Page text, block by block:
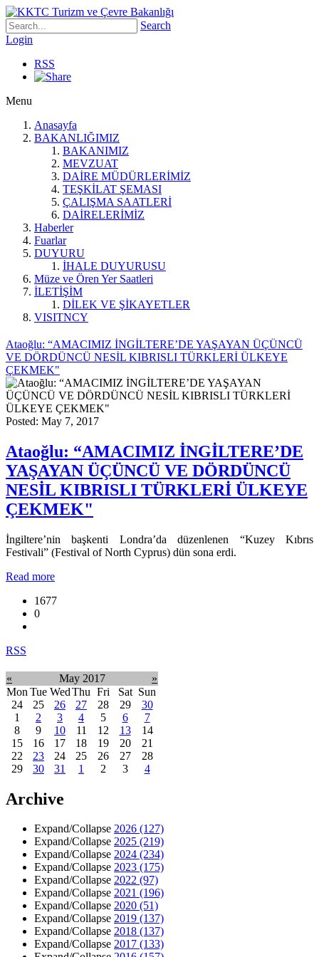
Search
Login
RSS
Menu
Anasayfa
BAKANLIĞIMIZ
BAKANIMIZ
MEVZUAT
DAİRE MÜDÜRLERİMİZ
TEŞKİLAT ŞEMASI
ÇALIŞMA SAATLERİ
DAİRELERİMİZ
Haberler
Fuarlar
DUYURU
İHALE DUYURUSU
Müze ve Ören Yer Saatleri
İLETİŞİM
DİLEK VE ŞİKAYETLER
VISITNCY
Ataoğlu: “AMACIMIZ İNGİLTERE’DE YAŞAYAN ÜÇÜNCÜ
VE DÖRDÜNCÜ NESİL KIBRISLI TÜRKLERİ ÜLKEYE
ÇEKMEK"
Posted: May 7, 2017
Ataoğlu: “AMACIMIZ İNGİLTERE’DE
YAŞAYAN ÜÇÜNCÜ VE DÖRDÜNCÜ
NESİL KIBRISLI TÜRKLERİ ÜLKEYE
ÇEKMEK"
İngiltere’nin başkenti Londra’da düzenlenen “Kuzey Kıbrıs
Festivali” (Festival of North Cyprus) dün sona erdi.
Read more
1677
0
RSS
« May 2017
»
Mon Tue WedThu Fri Sat Sun
24
25 26 27 28 29
30
1
2 3 4 5 6
7
8
9 10 11 12 13
14
15
16 17 18 19 20
21
22
23 24 25 26 27
28
29
30 31 1 2 3 4
Archive
Expand/Collapse 2026 (127)
Expand/Collapse 2025 (219)
Expand/Collapse 2024 (234)
Expand/Collapse 2023 (175)
Expand/Collapse 2022 (97)
Expand/Collapse 2021 (196)
Expand/Collapse 2020 (51)
Expand/Collapse 2019 (137)
Expand/Collapse 2018 (137)
Expand/Collapse 2017 (133)